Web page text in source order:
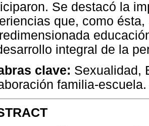
Se destacó la
que, como
integral de la
clave: Sexualidad,
familia-escuela.